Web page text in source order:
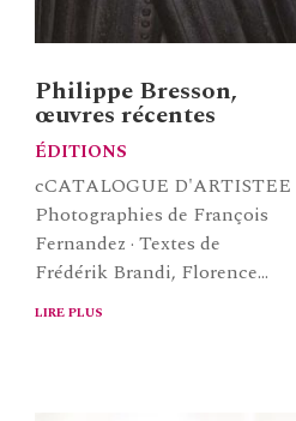
Philippe Bresson,
œuvres récentes
ÉDITIONS
cCATALOGUE D'ARTISTEE
Photographies de François
Fernandez · Textes de
Frédérik Brandi, Florence...
lire plus